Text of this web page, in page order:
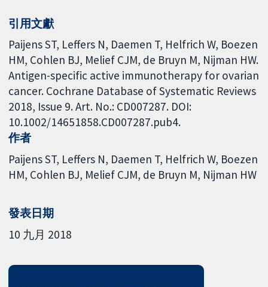
引用文獻
Paijens ST, Leffers N, Daemen T, Helfrich W, Boezen
HM, Cohlen BJ, Melief CJM, de Bruyn M, Nijman HW.
Antigen-specific active immunotherapy for ovarian
cancer. Cochrane Database of Systematic Reviews
2018, Issue 9. Art. No.: CD007287. DOI:
10.1002/14651858.CD007287.pub4.
作者
Paijens ST Leffers N Daemen T Helfrich W Boezen
HM Cohlen BJ Melief CJM de Bruyn M Nijman HW
發表日期
10 九月 2018